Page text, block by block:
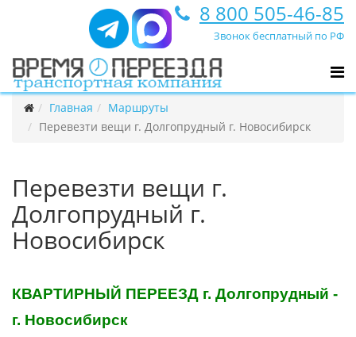
8 800 505-46-85
Звонок бесплатный по РФ
Главная
Маршруты
Перевезти вещи г. Долгопрудный г. Новосибирск
Перевезти вещи г.
Долгопрудный г.
Новосибирск
КВАРТИРНЫЙ ПЕРЕЕЗД г. Долгопрудный -
г. Новосибирск